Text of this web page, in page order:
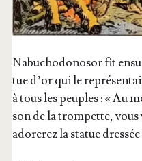
Nabu­cho­do­no­sor fit
tue d’or qui le
à tous les peuples : « Au
son de la trom­pette,
ado­re­rez la sta­tue